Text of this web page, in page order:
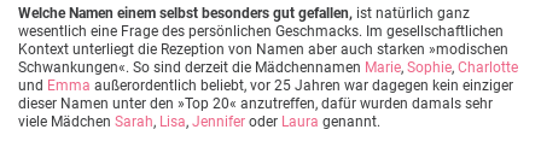
Welche Namen einem selbst besonders gut gefallen, ist natürlich ganz
wesentlich eine Frage des persönlichen Geschmacks. Im gesellschaftlichen
Kontext unterliegt die Rezeption von Namen aber auch starken »modischen
Schwankungen«. So sind derzeit die Mädchennamen Marie, Sophie, Charlotte
und Emma außerordentlich beliebt, vor 25 Jahren war dagegen kein einziger
dieser Namen unter den »Top 20« anzutreffen, dafür wurden damals sehr
viele Mädchen Sarah, Lisa, Jennifer oder Laura genannt.